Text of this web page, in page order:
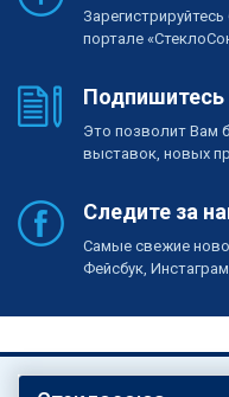
портале
Подпишитесь
Это позволит Вам
выставок, новых
Следите за
Самые свежие
Фейсбук, Инстаграм